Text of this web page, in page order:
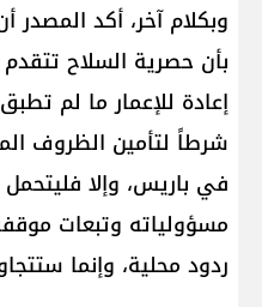
وبكلام آخر، أكد المصدر
بأن حصرية السلاح
إعادة للإعمار ما لم
شرطاً لتأمين الظروف
في باريس، وإلا
مسؤولياته وتبعات
ردود محلية، وإنما